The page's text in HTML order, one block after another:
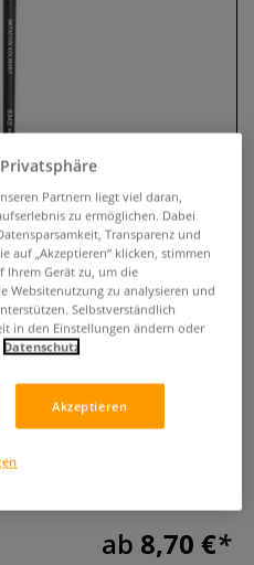
Kolinsky
mit synthetischer
die Fein- und
ab 8,70 €
Partnern liegt viel daran,
zu ermöglichen. Dabei
Transparenz und
auf „Akzeptieren“ klicken, stimmen
Ihrem Gerät zu, um die
Websitenutzung zu analysieren und
Selbstverständlich
in den Einstellungen ändern oder
Datenschutz
Akzeptieren